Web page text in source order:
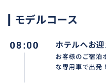
【タマンプチャンプアンサ
ングルの中、内なるエネ
底から解き放つ生命力を
モデルコース
08:00 ホテルへお迎
お客様のご宿泊
な専用車で出発！